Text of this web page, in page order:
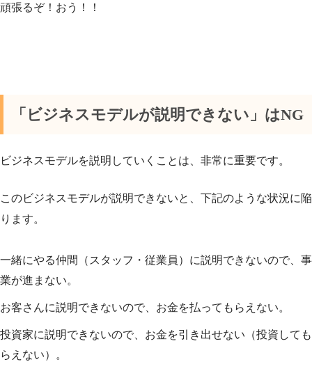
頑張るぞ！おう！！
「ビジネスモデルが説明できない」はNG
ビジネスモデルを説明していくことは、非常に重要です。
このビジネスモデルが説明できないと、下記のような状況に陥
ります。
一緒にやる仲間（スタッフ・従業員）に説明できないので、事
業が進まない。
お客さんに説明できないので、お金を払ってもらえない。
投資家に説明できないので、お金を引き出せない（投資しても
らえない）。